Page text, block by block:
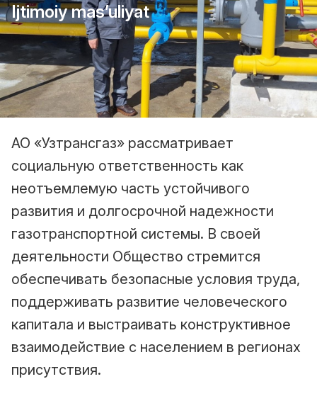
Ijtimoiy mas’uliyat
АО «Узтрансгаз» рассматривает
социальную ответственность как
неотъемлемую часть устойчивого
развития и долгосрочной надежности
газотранспортной системы. В своей
деятельности Общество стремится
обеспечивать безопасные условия труда,
поддерживать развитие человеческого
капитала и выстраивать конструктивное
взаимодействие с населением в регионах
присутствия.